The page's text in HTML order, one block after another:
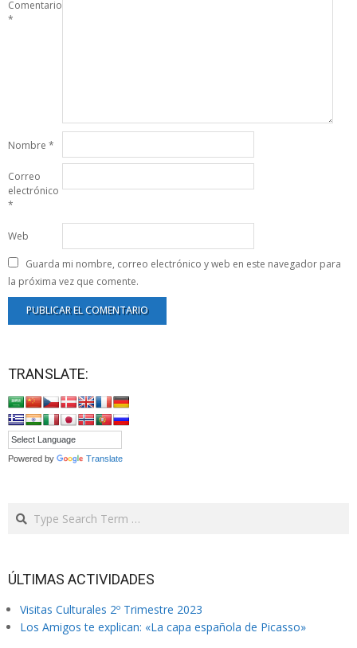
Comentario
*
Nombre *
Correo
electrónico
*
Web
Guarda mi nombre, correo electrónico y web en este navegador para
la próxima vez que comente.
TRANSLATE:
Powered by Translate
Search
ÚLTIMAS ACTIVIDADES
Visitas Culturales 2º Trimestre 2023
Los Amigos te explican: «La capa española de Picasso»